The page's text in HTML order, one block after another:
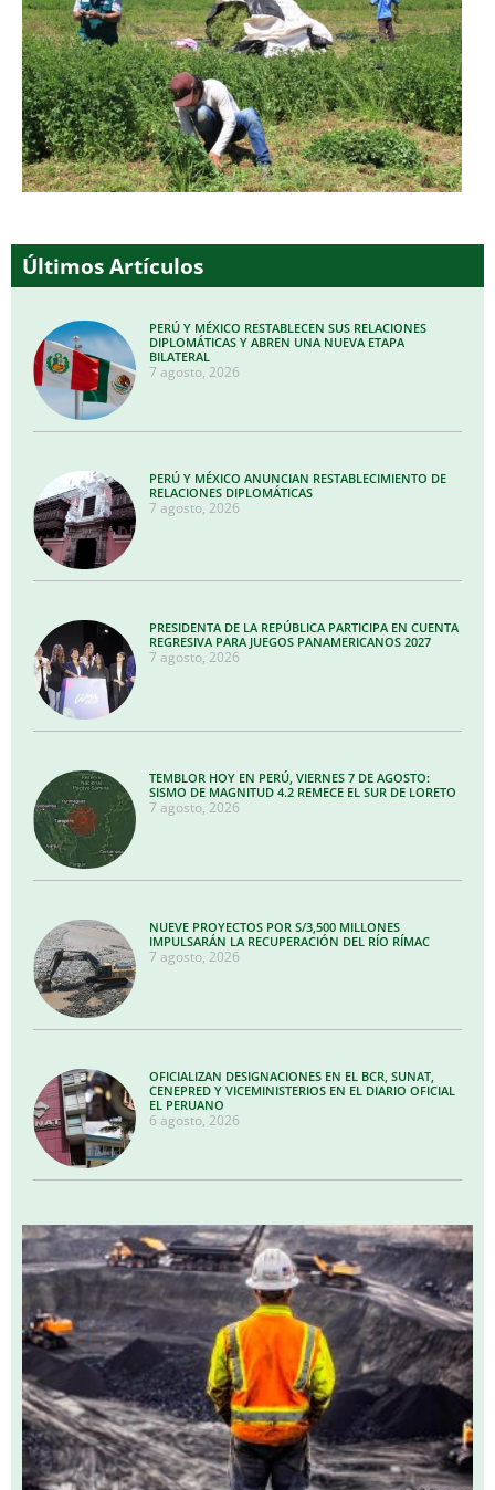
Últimos Artículos
PERÚ Y MÉXICO RESTABLECEN SUS RELACIONES
DIPLOMÁTICAS Y ABREN UNA NUEVA ETAPA
BILATERAL
7 agosto, 2026
PERÚ Y MÉXICO ANUNCIAN RESTABLECIMIENTO DE
RELACIONES DIPLOMÁTICAS
7 agosto, 2026
PRESIDENTA DE LA REPÚBLICA PARTICIPA EN CUENTA
REGRESIVA PARA JUEGOS PANAMERICANOS 2027
7 agosto, 2026
TEMBLOR HOY EN PERÚ, VIERNES 7 DE AGOSTO:
SISMO DE MAGNITUD 4.2 REMECE EL SUR DE LORETO
7 agosto, 2026
NUEVE PROYECTOS POR S/3,500 MILLONES
IMPULSARÁN LA RECUPERACIÓN DEL RÍO RÍMAC
7 agosto, 2026
OFICIALIZAN DESIGNACIONES EN EL BCR, SUNAT,
CENEPRED Y VICEMINISTERIOS EN EL DIARIO OFICIAL
EL PERUANO
6 agosto, 2026